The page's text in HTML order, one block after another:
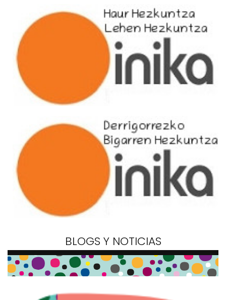
BLOGS Y NOTICIAS